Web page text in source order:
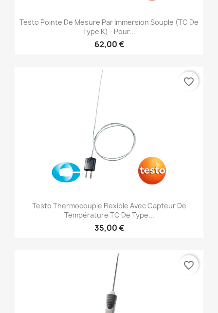
Testo Pointe De Mesure Par Immersion Souple (TC De
Type K) - Pour...
62,00 €
Testo Thermocouple Flexible Avec Capteur De
Température TC De Type...
35,00 €
favorite_border
favorite_border